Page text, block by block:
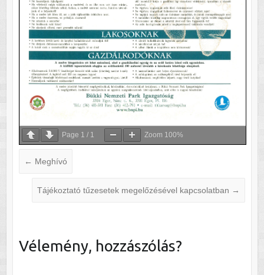
Page 1 / 1 Zoom 100%
← Meghívó
Tájékoztató tűzesetek megelőzésével kapcsolatban →
Vélemény, hozzászólás?